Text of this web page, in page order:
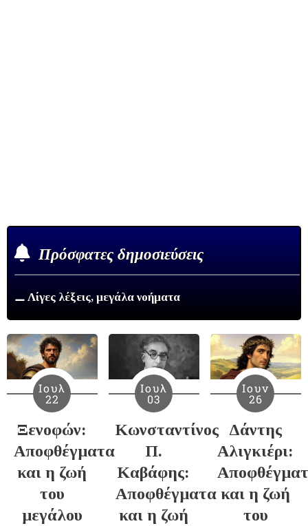
Πρόσφατες δημοσιεύσεις
⚊ Λίγες λέξεις, μεγάλα νοήματα
Ιουλ
22
Ξενοφών:
Αποφθέγματα
και η ζωή
του
μεγάλου
Ιουλ
03
Κωνσταντίνος
Π.
Καβάφης:
Αποφθέγματα
και η ζωή
Ιουν
26
Δάντης
Αλιγκιέρι:
και η ζωή
του